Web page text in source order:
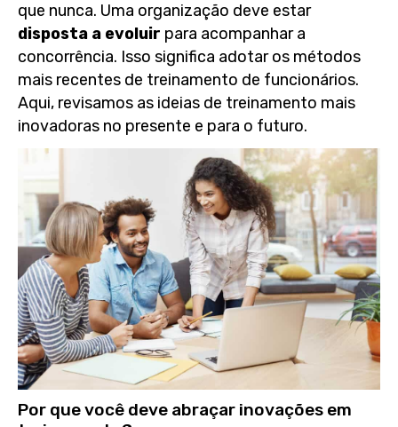
que nunca. Uma organização deve estar
disposta a evoluir para acompanhar a
concorrência. Isso significa adotar os métodos
mais recentes de treinamento de funcionários.
Aqui, revisamos as ideias de treinamento mais
inovadoras no presente e para o futuro.
Por que você deve abraçar inovações em